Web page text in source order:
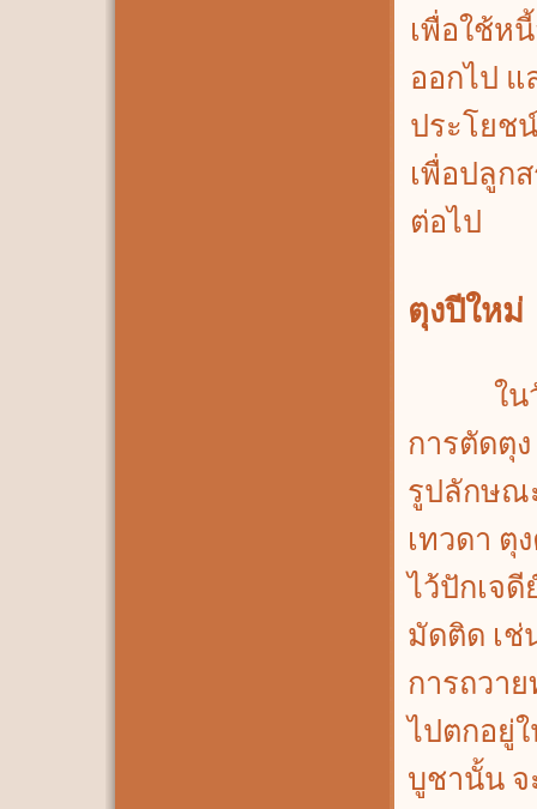
เพื่อใช้ห
ออกไป
ประโยช
เพื่อปลูก
ต่อไป
ตุงปีใหม่
ในวันเ
การตัดตุ
รูปลักษณ
เทวดา ตุ
ไว้ปักเจ
มัดติด เช่
การถวา
ไปตกอยู่
บูชานั้น จ